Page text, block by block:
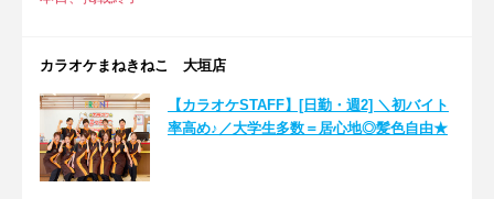
カラオケまねきねこ 大垣店
【カラオケSTAFF】[日勤・週2] ＼初バイト
率高め♪／大学生多数＝居心地◎髪色自由★